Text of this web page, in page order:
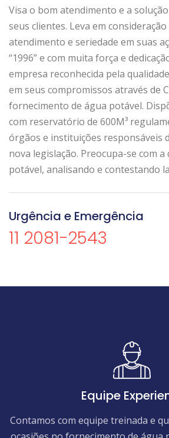
Visa o bom atendimento e a
seus clientes. Leva em
atendimento e seriedade em suas
“1996” e com muita força e
empresa reconhecida pela
em seus compromissos através de
fornecimento de água potável.
com reservatório de 600M³
órgãos e instituições responsáveis
nova legislação. Preocupa-se com a
potável, analisando e contestando
Urgência e Emergência
11 2081-2543
Equipe
Contamos com equipe treinada e